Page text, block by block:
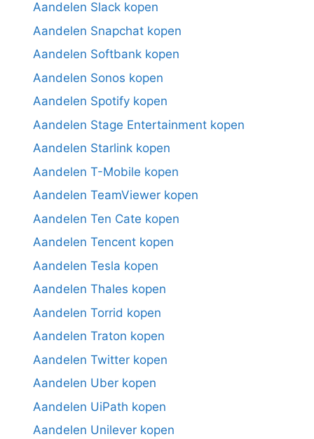
Aandelen Slack kopen
Aandelen Snapchat kopen
Aandelen Softbank kopen
Aandelen Sonos kopen
Aandelen Spotify kopen
Aandelen Stage Entertainment kopen
Aandelen Starlink kopen
Aandelen T-Mobile kopen
Aandelen TeamViewer kopen
Aandelen Ten Cate kopen
Aandelen Tencent kopen
Aandelen Tesla kopen
Aandelen Thales kopen
Aandelen Torrid kopen
Aandelen Traton kopen
Aandelen Twitter kopen
Aandelen Uber kopen
Aandelen UiPath kopen
Aandelen Unilever kopen